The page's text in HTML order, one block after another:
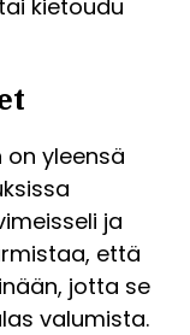
kietoudu
on yleensä
ja
että
jotta se
valumista.